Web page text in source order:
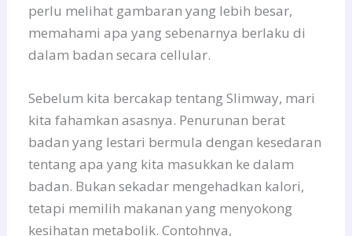
perlu melihat gambaran yang lebih besar,
memahami apa yang sebenarnya berlaku di
dalam badan secara cellular.
Sebelum kita bercakap tentang Slimway, mari
kita fahamkan asasnya. Penurunan berat
badan yang lestari bermula dengan kesedaran
tentang apa yang kita masukkan ke dalam
badan. Bukan sekadar mengehadkan kalori,
tetapi memilih makanan yang menyokong
kesihatan metabolik. Contohnya,